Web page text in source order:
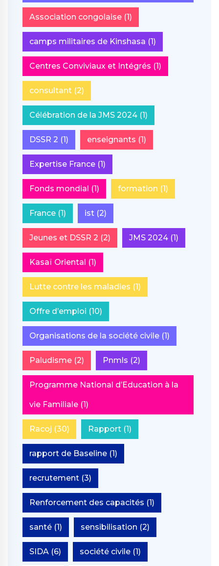
Association congolaise (1)
camps militaires de Kinshasa (1)
Centres Conviviaux et Intégrés (1)
consultant (2)
Célébration de la JMS 2024 (1)
DSSR 2 (1) enseignants (1)
Expertise France (1)
Fonds mondial (1) formation (1)
France (1) ist (2)
Jeunes et DSSR 2 (2) JMS 2024 (1)
Kasaï Oriental (1)
Lutte contre les maladies (1)
Offre d’emploi (10)
Organisations de la société civile (1)
Paludisme (2) Pnmls (2)
Programme National d’Education à la
vie Familiale (1)
Racoj (30) Rapport (1)
rapport de Baseline (1)
recrutement (3)
Renforcement des capacités (1)
santé (1) sensibilisation (2)
SIDA (6) société civile (1)